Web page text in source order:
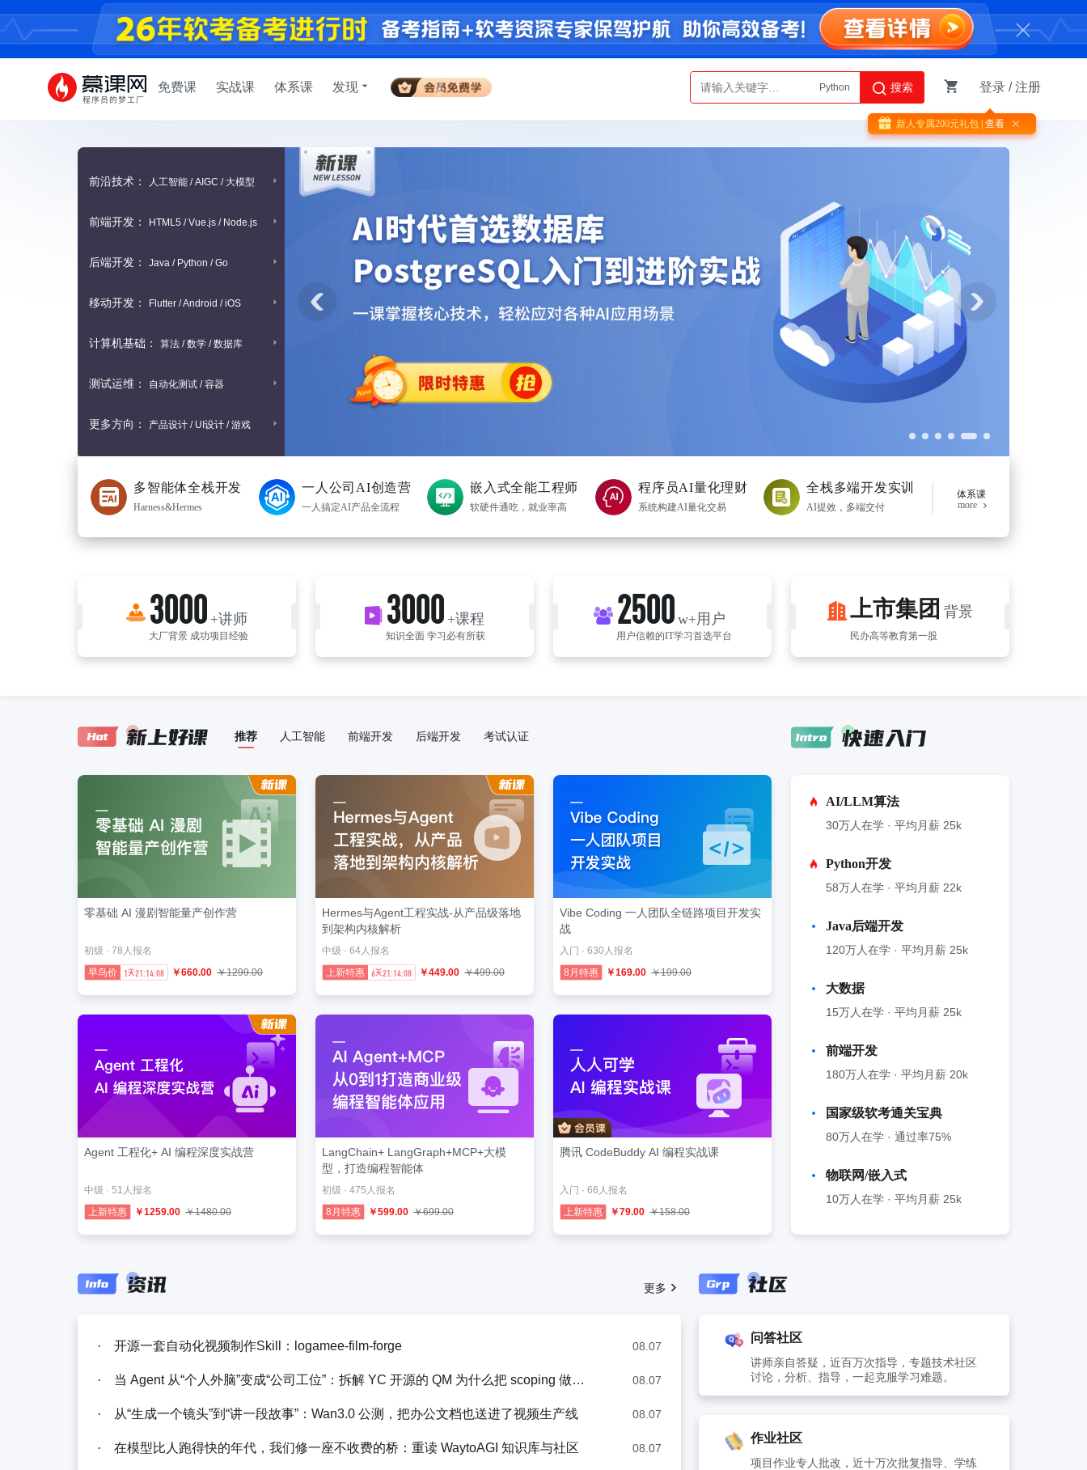
免费课 实战课 体系课 发现
Python
AI智能体
搜索 登录 /注册
新人专属200元礼包 | 查看 
前沿技术： 人工智能 / AIGC / 大模型
前端开发： HTML5 / Vue.js / Node.js
后端开发： Java / Python / Go
移动开发： Flutter / Android / iOS
计算机基础： 算法 / 数学 / 数据库
测试运维： 自动化测试 / 容器
更多方向： 产品设计 / UI设计 / 游戏
多智能体全栈开发
Harness&Hermes
一人公司AI创造营
一人搞定AI产品全流程
嵌入式全能工程师
软硬件通吃，就业率高
程序员AI量化理财
系统构建AI量化交易
全栈多端开发实训
AI提效，多端交付
体系课
more
3000 +讲师
大厂背景 成功项目经验
3000 +课程
知识全面 学习必有所获
2500 w+用户
用户信赖的IT学习首选平台
上市集团 背景
民办高等教育第一股
推荐 人工智能 前端开发 后端开发 考试认证
零基础 AI 漫剧智能量产创作营
初级 · 78人报名
早鸟价
1 21:14:06 ￥660.00 ￥1299.00
Hermes与Agent工程实战-从产品级落地
到架构内核解析
中级 · 64人报名
上新特惠 6 21:14:06 ￥449.00 ￥499.00
Vibe Coding 一人团队全链路项目开发实
战
入门 · 630人报名
8月特惠
￥169.00 ￥199.00
Agent 工程化+ AI 编程深度实战营
中级 · 51人报名
上新特惠
￥1259.00 ￥1480.00
LangChain+ LangGraph+MCP+大模
型，打造编程智能体
初级 · 475人报名
8月特惠
￥599.00 ￥699.00
腾讯 CodeBuddy AI 编程实战课
入门 · 66人报名
上新特惠
￥79.00 ￥158.00
AI/LLM算法
30万人在学 · 平均月薪 25k
Python开发
58万人在学 · 平均月薪 22k
Java后端开发
120万人在学 · 平均月薪 25k
大数据
15万人在学 · 平均月薪 25k
前端开发
180万人在学 · 平均月薪 20k
国家级软考通关宝典
80万人在学 · 通过率75%
物联网/嵌入式
10万人在学 · 平均月薪 25k
更多
· 开源一套自动化视频制作Skill：logamee-film-forge 08.07
· 当 Agent 从“个人外脑”变成“公司工位”：拆解 YC 开源的 QM 为什么把 scoping 做成一等公民 08.07
· 从“生成一个镜头”到“讲一段故事”：Wan3.0 公测，把办公文档也送进了视频生产线 08.07
· 在模型比人跑得快的年代，我们修一座不收费的桥：重读 WaytoAGI 知识库与社区 08.07
问答社区
讲师亲自答疑，近百万次指导，专题技术社区
讨论，分析、指导，一起克服学习难题。
作业社区
项目作业专人批改，近十万次批复指导、学练